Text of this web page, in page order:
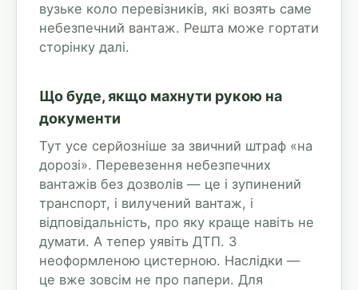
вузьке коло перевізників, які возять саме
небезпечний вантаж. Решта може гортати
сторінку далі.
Що буде, якщо махнути рукою на
документи
Тут усе серйозніше за звичний штраф «на
дорозі». Перевезення небезпечних
вантажів без дозволів — це і зупинений
транспорт, і вилучений вантаж, і
відповідальність, про яку краще навіть не
думати. А тепер уявіть ДТП. З
неоформленою цистерною. Наслідки —
це вже зовсім не про папери. Для